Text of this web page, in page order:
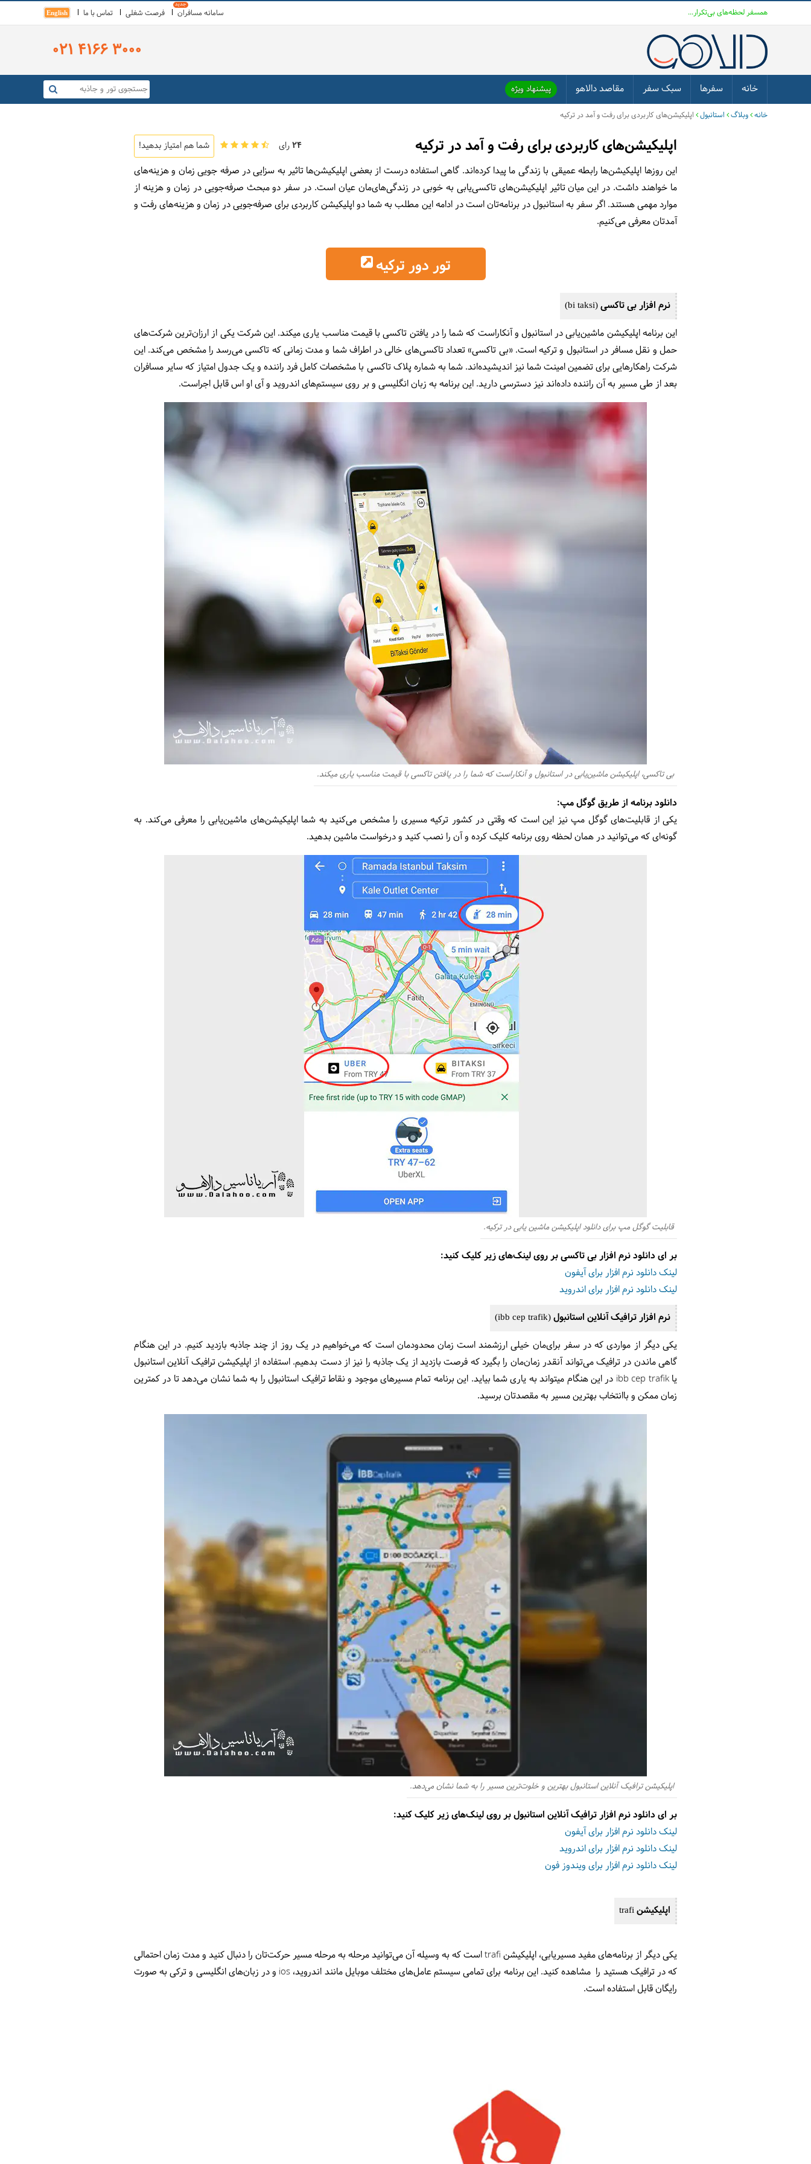
همسفر لحظه‌های بی‌تکرار... سامانه مسافران فرصت شغلی تماس با ما English
021 4166 3000
خانه سفرها سبک سفر مقاصد دالاهو پیشنهاد ویژه
خانه وبلاگ استانبول اپلیکیشن‌های کاربردی برای رفت و آمد در ترکیه
اپلیکیشن‌های کاربردی برای رفت و آمد در ترکیه 24رای شما هم امتیاز بدهید!
این روزها اپلیکیشن‌ها رابطه عمیقی با زندگی ما پیدا کرده‌اند. گاهی استفاده درست از بعضی اپلیکیشن‌ها تاثیر به سزایی در صرفه جویی زمان و هزینه‌های
ما خواهند داشت. در این میان تاثیر اپلیکیشن‌های تاکسی‌یابی به خوبی در ‌زندگی‌های‌مان عیان است. در سفر دو مبحث صرفه‌جویی در زمان و هزینه از
موارد مهمی هستند. اگر سفر به استانبول در برنامه‌تان است در ادامه این مطلب به شما دو اپلیکیشن کاربردی برای صرفه‌جویی در زمان و هزینه‌های‌ رفت و
آمدتان معرفی می‌کنیم.
تور دور ترکیه
نرم افزار بی تاکسی (bi taksi)
این برنامه اپلیکیشن ماشین‌یابی در استانبول و آنکاراست که شما را در یافتن تاکسی با قیمت مناسب یاری میکند. این شرکت یکی از ارزان‌ترین شرکت‌های
حمل و نقل مسافر در استانبول و ترکیه است. «بی تاکسی» تعداد تاکسى‌هاى خالى در اطراف شما و مدت زمانى که تاکسى مى‌رسد را مشخص می‌کند. این
شرکت راهکارهایی برای تضمین امینت شما نیز اندیشیده‌اند. شما به شماره پلاک تاکسى با مشخصات کامل فرد راننده و یک جدول امتیاز که سایر مسافران
بعد از طی مسیر به آن راننده داده‌اند نیز دسترسی دارید. این برنامه به زبان انگلیسی و بر روی سیستم‌هاى اندروید و آى او اس قابل اجراست.
بی تاکسی، اپلیکیشن ماشین‌یابی در استانبول و آنکاراست که شما را در یافتن تاکسی با قیمت مناسب یاری میکند.
دانلود برنامه از طریق گوگل مپ:
یکی از قابلیت‌های گوگل مپ نیز این است که وقتی در کشور ترکیه مسیری را مشخص می‌کنید به شما اپلیکیشن‌های ماشین‌یابی را معرفی می‌کند. به
گونه‌ای که می‌توانید در همان لحظه روی برنامه کلیک کرده و آن را نصب کنید و درخواست ماشین بدهید.
قابلیت گوگل مپ برای دانلود اپلیکیشن ماشین یابی در ترکیه.
بر ای دانلود نرم افزار بی تاکسی بر روی لینک‌های زیر کلیک کنید:
لینک دانلود نرم افزار برای آیفون
لینک دانلود نرم افزار برای اندروید
نرم افزار ترافیک آنلاین استانبول (ibb cep trafik)
یکی دیگر از مواردی که در سفر برای‌مان خیلی ارزشمند است زمان محدودمان است که می‌خواهیم در یک روز از چند جاذبه بازدید کنیم. در این هنگام
گاهی ماندن در ترافیک می‌تواند آنقدر زمان‌مان را بگیرد که فرصت بازدید از یک جاذبه را نیز از دست بدهیم. استفاده از اپلیکیشن ترافیک آنلاین استانبول
یا ibb cep trafik در این هنگام می‎تواند به یاری شما بیاید. این برنامه تمام مسیرهای موجود و نقاط ترافیک استانبول را به شما نشان می‌دهد تا در کمترین
زمان ممکن و باانتخاب بهترین مسیر به مقصدتان برسید.
اپلیکیشن ترافیک آنلاین استانبول بهترین و خلوت‌ترین مسیر را به شما نشان می‌دهد.
بر ای دانلود نرم افزار ترافیک آنلاین استانبول بر روی لینک‌های زیر کلیک کنید:
لینک دانلود نرم افزار برای آیفون
لینک دانلود نرم افزار برای اندروید
لینک دانلود نرم افزار برای ویندوز فون
اپلیکیشن trafi
یکی دیگر از برنامه‌های مفید مسیریابی، اپلیکیشن trafi
است که به وسیله آن می‌توانید مرحله به مرحله مسیر حرکت‌تان را دنبال کنید و مدت زمان احتمالی
که در ترافیک هستید را مشاهده کنید. این برنامه برای تمامی سیستم عامل‌های مختلف موبایل مانند اندروید، ios و در زبان‌های انگلیسی و ترکی به صورت
رایگان قابل استفاده است.